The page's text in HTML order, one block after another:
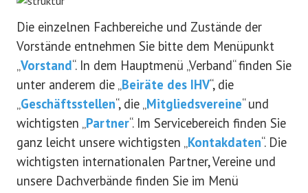
Die einzelnen Fachbereiche und Zustände der
Vorstände entnehmen Sie bitte dem Menüpunkt
„Vorstand“. In dem Hauptmenü „Verband“ finden Sie
unter anderem die „Beiräte des IHV“, die
„Geschäftsstellen“, die „Mitgliedsvereine“ und
wichtigsten „Partner“. Im Servicebereich finden Sie
ganz leicht unsere wichtigsten „Kontakdaten“. Die
wichtigsten internationalen Partner, Vereine und
unsere Dachverbände finden Sie im Menü